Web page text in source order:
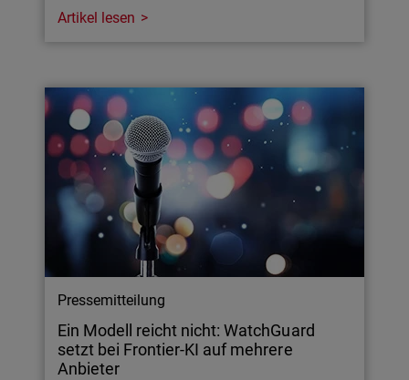
Artikel lesen
Pressemitteilung
Ein Modell reicht nicht: WatchGuard
setzt bei Frontier-KI auf mehrere
Anbieter